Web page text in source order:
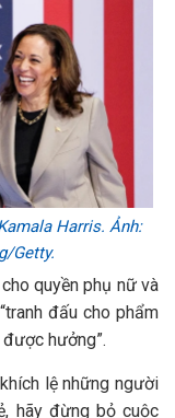
Harris. Ảnh:
Getty.
quyền phụ nữ và
đấu cho phẩm
hưởng”.
lệ những người
hãy đừng bỏ cuộc